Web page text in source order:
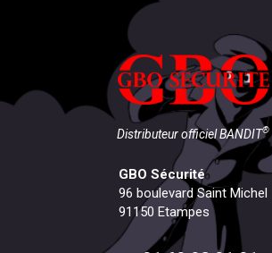
Distributeur officiel BANDIT®
GBO Sécurité
96 boulevard Saint Michel
91150 Etampes